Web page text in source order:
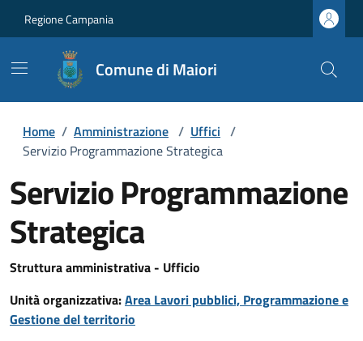
Regione Campania
Comune di Maiori
Home / Amministrazione / Uffici /
Servizio Programmazione Strategica
Servizio Programmazione
Strategica
Struttura amministrativa - Ufficio
Unità organizzativa:Area Lavori pubblici, Programmazione e
Gestione del territorio